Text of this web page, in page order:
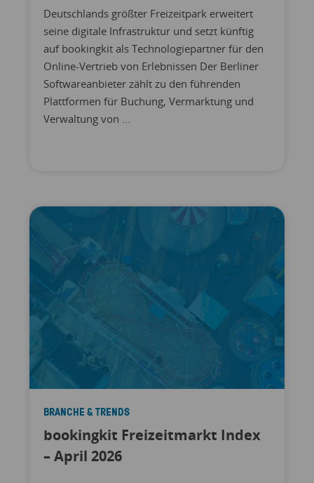
Deutschlands größter Freizeitpark erweitert
seine digitale Infrastruktur und setzt künftig
auf bookingkit als Technologiepartner für den
Online-Vertrieb von Erlebnissen Der Berliner
Softwareanbieter zählt zu den führenden
Plattformen für Buchung, Vermarktung und
Verwaltung von ...
BRANCHE & TRENDS
bookingkit Freizeitmarkt Index
– April 2026